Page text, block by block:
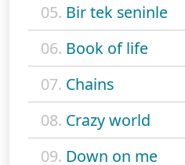
05. Bir tek seninle
06. Book of life
07. Chains
08. Crazy world
09. Down on me